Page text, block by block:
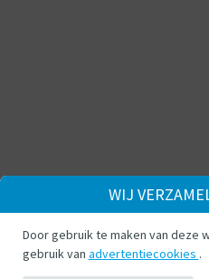
WIJ
Door gebruik te maken van deze
gebruik van advertentiecookies .